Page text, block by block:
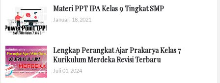
Materi PPT IPA Kelas 9 Tingkat SMP
Januari 18, 2021
Lengkap Perangkat Ajar Prakarya Kelas 7
Kurikulum Merdeka Revisi Terbaru
Juli 01, 2024